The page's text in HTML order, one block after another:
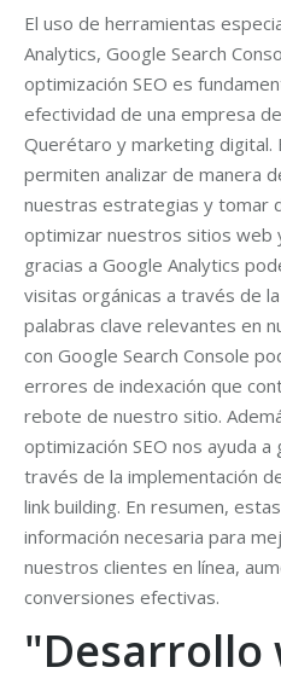
El uso de herramientas
Analytics, Google Search
optimización SEO es
efectividad de una empresa
Querétaro y marketing digital.
permiten analizar de manera
nuestras estrategias y tomar
optimizar nuestros sitios web
gracias a Google Analytics
visitas orgánicas a través de
palabras clave relevantes en
con Google Search Console
errores de indexación que
rebote de nuestro sitio.
optimización SEO nos ayuda
través de la implementación
link building. En resumen,
información necesaria para
nuestros clientes en línea,
conversiones efectivas.
"Desarrollo